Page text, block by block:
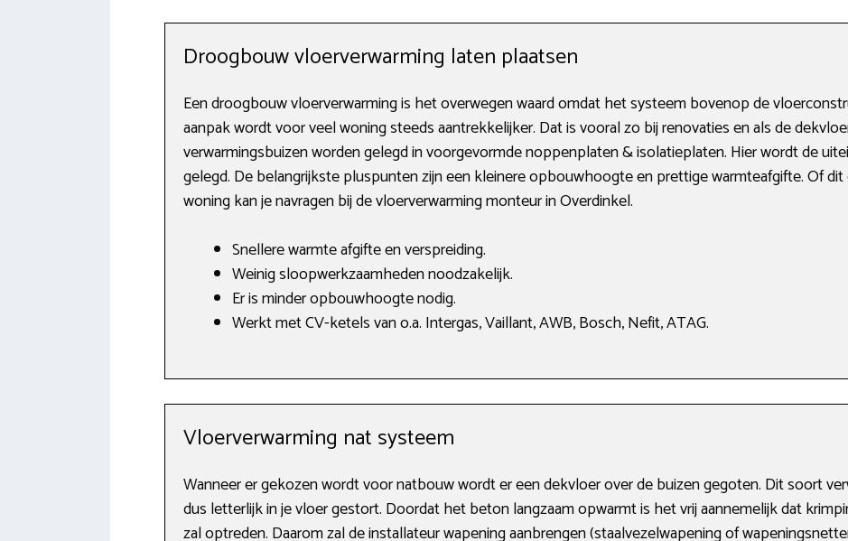
Droogbouw vloerverwarming laten plaatsen
Een droogbouw vloerverwarming is het overwegen waard omdat het systeem bovenop de
aanpak wordt voor veel woning steeds aantrekkelijker. Dat is vooral zo bij renovaties en als de
verwarmingsbuizen worden gelegd in voorgevormde noppenplaten & isolatieplaten. Hier wordt de
gelegd. De belangrijkste pluspunten zijn een kleinere opbouwhoogte en prettige warmteafgifte. Of
woning kan je navragen bij de vloerverwarming monteur in Overdinkel.
Snellere warmte afgifte en verspreiding.
Weinig sloopwerkzaamheden noodzakelijk.
Er is minder opbouwhoogte nodig.
Werkt met CV-ketels van o.a. Intergas, Vaillant, AWB, Bosch, Nefit, ATAG.
Vloerverwarming nat systeem
Wanneer er gekozen wordt voor natbouw wordt er een dekvloer over de buizen gegoten. Dit soort
dus letterlijk in je vloer gestort. Doordat het beton langzaam opwarmt is het vrij aannemelijk dat
zal optreden. Daarom zal de installateur wapening aanbrengen (staalvezelwapening of